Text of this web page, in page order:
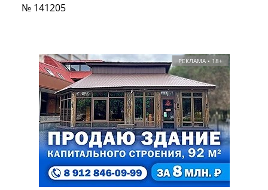
№ 141205
РЕКЛАМА • 18+